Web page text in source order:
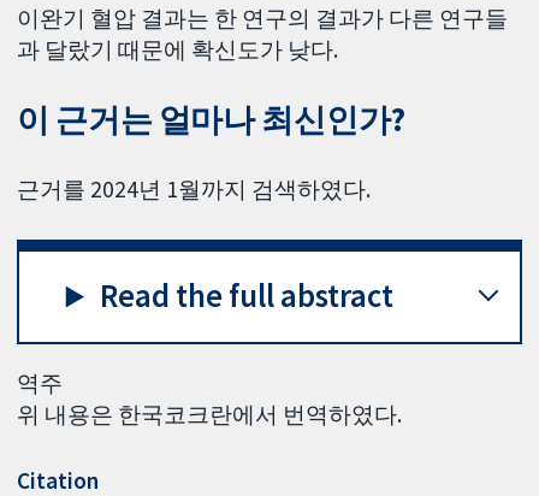
이완기 혈압 결과는 한 연구의 결과가 다른 연구들
과 달랐기 때문에 확신도가 낮다.
이 근거는 얼마나 최신인가?
근거를 2024년 1월까지 검색하였다.
Read the full abstract
역주
위 내용은 한국코크란에서 번역하였다.
Citation